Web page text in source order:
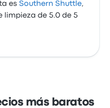
esSouthern Shuttle,
de 5.0 de 5
más baratos